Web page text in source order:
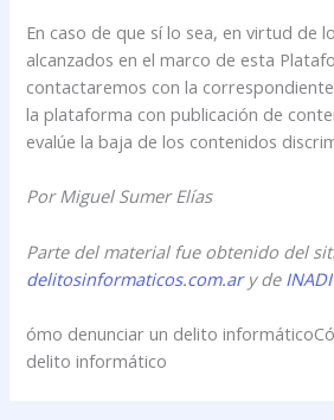
En caso de que sí lo sea, en virtud de
alcanzados en el marco de esta
contactaremos con la
la plataforma con publicación de
evalúe la baja de los contenidos
Por Miguel Sumer Elías
Parte del material fue obtenido del
delitosinformaticos.com.ary de INADI
ómo denunciar un delito
delito informático